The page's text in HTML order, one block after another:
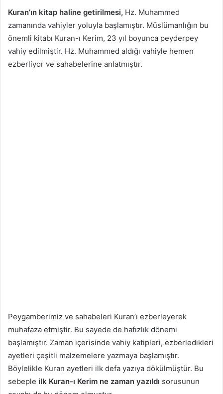
Kuran’ın kitap haline getirilmesi, Hz. Muhammed
zamanında vahiyler yoluyla başlamıştır. Müslümanlığın bu
önemli kitabı Kuran-ı Kerim, 23 yıl boyunca peyderpey
vahiy edilmiştir. Hz. Muhammed aldığı vahiyle hemen
ezberliyor ve sahabelerine anlatmıştır.
Peygamberimiz ve sahabeleri Kuran’ı ezberleyerek
muhafaza etmiştir. Bu sayede de hafızlık dönemi
başlamıştır. Zaman içerisinde vahiy katipleri, ezberledikleri
ayetleri çeşitli malzemelere yazmaya başlamıştır.
Böylelikle Kuran ayetleri ilk defa yazıya dökülmüştür. Bu
sebeple ilk Kuran-ı Kerim ne zaman yazıldı sorusunun